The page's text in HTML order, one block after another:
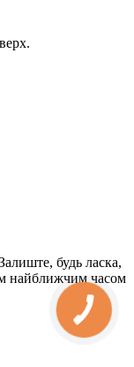
будь ласка,
найближчим часом